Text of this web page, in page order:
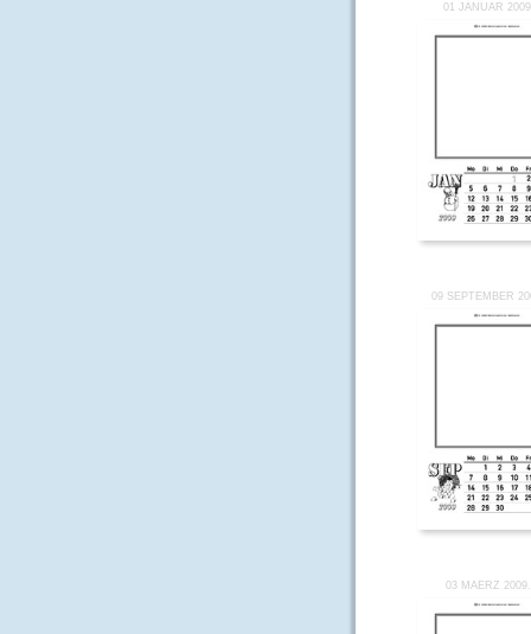
01 JANUAR
09 SEPTEMBER
03 MAERZ